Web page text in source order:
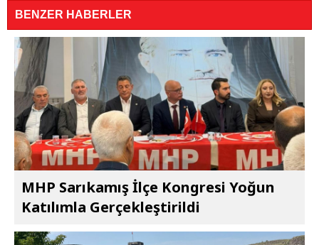
BENZER HABERLER
MHP Sarıkamış İlçe Kongresi Yoğun
Katılımla Gerçekleştirildi